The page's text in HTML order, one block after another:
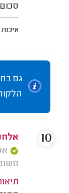
איכות
גם
משוב: 28/02/
10